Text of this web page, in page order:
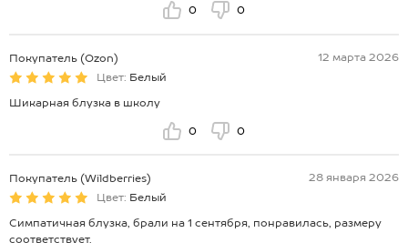
0 0
Покупатель (Ozon)
12 марта 2026
Цвет: Белый
Шикарная блузка в школу
0 0
Покупатель (Wildberries)
28 января 2026
Цвет: Белый
Симпатичная блузка, брали на 1 сентября, понравилась, размеру
соответствует.